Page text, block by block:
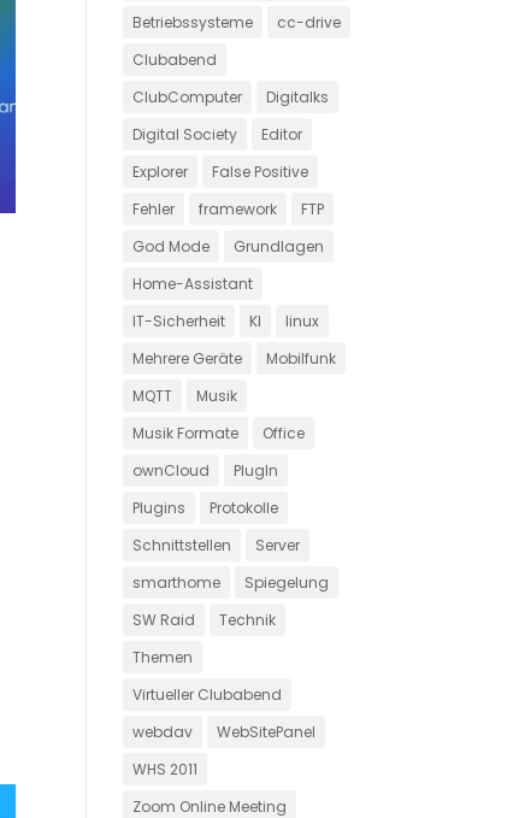
Betriebssysteme
cc-drive
Clubabend
ClubComputer
Digitalks
Digital Society
Editor
Explorer
False Positive
Fehler
framework
FTP
God Mode
Grundlagen
Home-Assistant
IT-Sicherheit
KI
linux
Mehrere Geräte
Mobilfunk
MQTT
Musik
Musik Formate
Office
ownCloud
PlugIn
Plugins
Protokolle
Schnittstellen
Server
smarthome
Spiegelung
SW Raid
Technik
Themen
Virtueller Clubabend
webdav
WebSitePanel
WHS 2011
Zoom Online Meeting